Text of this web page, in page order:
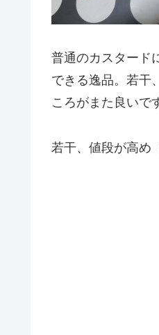
普通のカスタード
できる逸品。若干
ころがまた良いで
若干、値段が高め